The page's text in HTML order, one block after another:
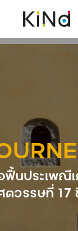
ฟื้นประเพณีเ
ศตวรรษที่